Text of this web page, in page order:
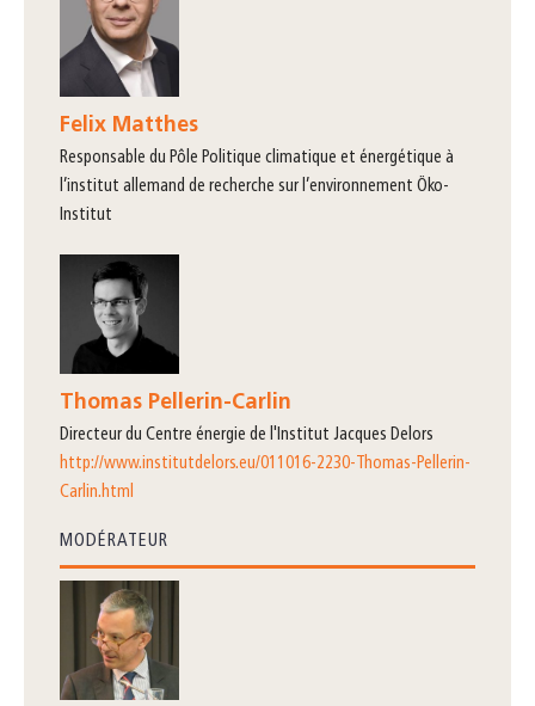
Felix Matthes
responsable du Pôle Politique climatique et énergétique à
l’institut allemand de recherche sur l’environnement Öko-
Institut
Thomas Pellerin-Carlin
directeur du Centre énergie de l'Institut Jacques Delors
http://www.institutdelors.eu/011016-2230-Thomas-Pellerin-
Carlin.html
MODÉRATEUR